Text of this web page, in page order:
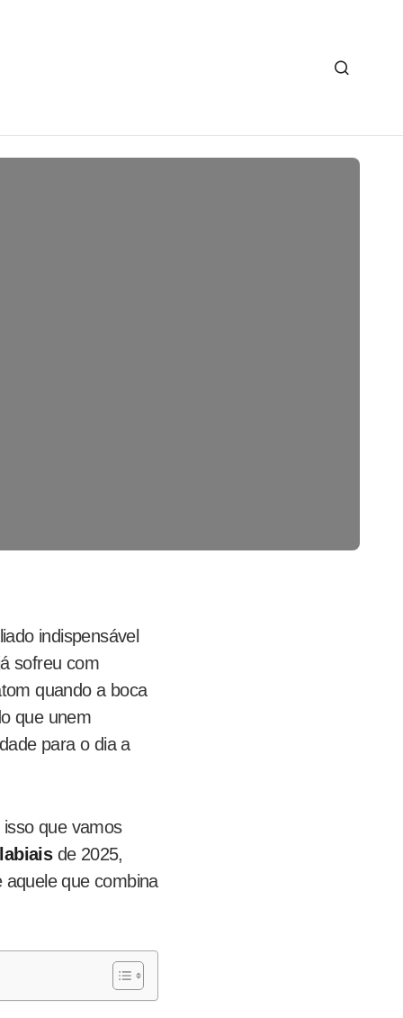
indispensável
sofreu com
quando a boca
que unem
para o dia a
que vamos
de 2025,
que combina